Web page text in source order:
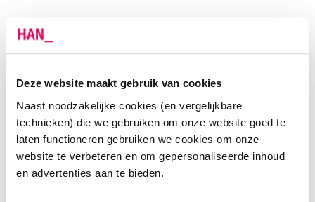
Deze website maakt gebruik van cookies
Naast noodzakelijke cookies (en vergelijkbare
technieken) die we gebruiken om onze website goed te
laten functioneren gebruiken we cookies om onze
website te verbeteren en om gepersonaliseerde inhoud
en advertenties aan te bieden.
Scorion geeft mij inzicht in mijn
ontwikkelingen: op welke punten
sterke punten zijn. Uitwisselen
van feedback gaat heel goed.
Alles is heel overzichtelijk. Ik vind
het een topsysteem!